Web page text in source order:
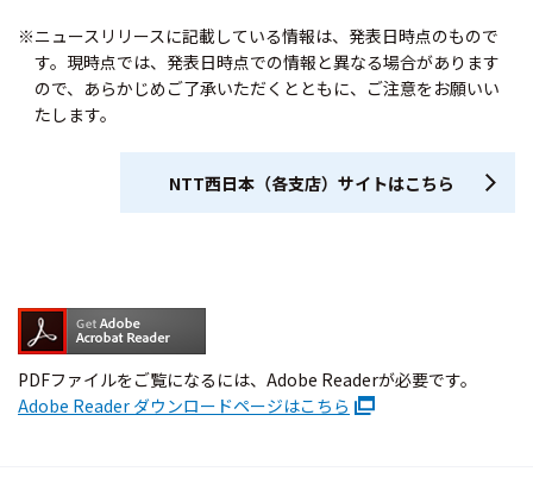
※ニュースリリースに記載している情報は、発表日時点のもので
す。現時点では、発表日時点での情報と異なる場合があります
ので、あらかじめご了承いただくとともに、ご注意をお願いい
たします。
NTT西日本（各支店）サイトはこちら
PDFファイルをご覧になるには、Adobe Readerが必要です。
Adobe Reader ダウンロードページはこちら